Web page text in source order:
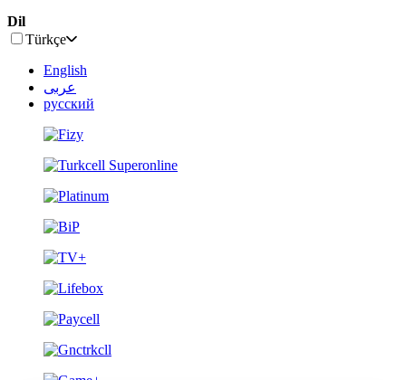
Dil
Türkçe
English
عربى
русский